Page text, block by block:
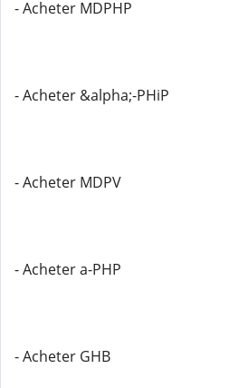
- Acheter MDPHP
- Acheter &alpha;-PHiP
- Acheter MDPV
- Acheter a-PHP
- Acheter GHB